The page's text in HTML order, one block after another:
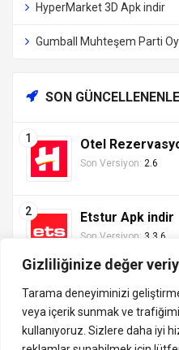
Gizliliğinize değer
Tarama deneyiminizi
veya içerik sunmak ve
kullanıyoruz. Sizlere daha iyi
HyperMarket 3D Apk indir
Gumball Muhteşem Parti
SON
Otel
Son Versiyon: 2.6
Etstur Apk indir
Son Versiyon: 3.3.6
indirVip.com, en güvenilir ve hızlı APK